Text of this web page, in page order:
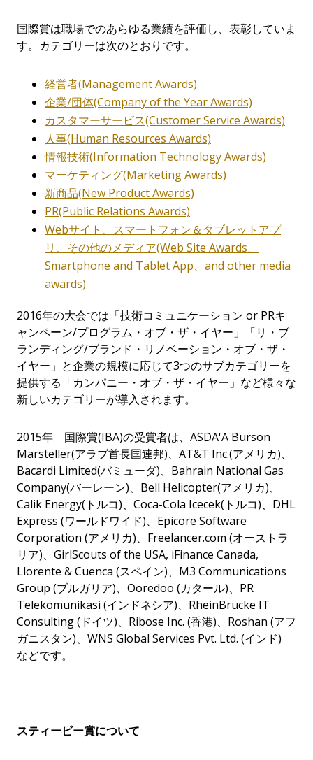
国際賞は職場でのあらゆる業績を評価し、表彰していま
す。カテゴリーは次のとおりです。
経営者(Management Awards)
企業/団体(Company of the Year Awards)
カスタマーサービス(Customer Service Awards)
人事(Human Resources Awards)
情報技術(Information Technology Awards)
マーケティング(Marketing Awards)
新商品(New Product Awards)
PR(Public Relations Awards)
Webサイト、スマートフォン＆タブレットアプ
リ、その他のメディア(Web Site Awards、
Smartphone and Tablet App、and other media
awards)
2016年の大会では「技術コミュニケーション or PRキ
ャンペーン/プログラム・オブ・ザ・イヤー」「リ・ブ
ランディング/ブランド・リノベーション・オブ・ザ・
イヤー」と企業の規模に応じて3つのサブカテゴリーを
提供する「カンパニー・オブ・ザ・イヤー」など様々な
新しいカテゴリーが導入されます。
2015年 国際賞(IBA)の受賞者は、ASDA'A Burson
Marsteller(アラブ首長国連邦)、AT&T Inc.(アメリカ)、
Bacardi Limited(バミューダ)、Bahrain National Gas
Company(バーレーン)、Bell Helicopter(アメリカ)、
Calik Energy(トルコ)、Coca-Cola Icecek(トルコ)、DHL
Express (ワールドワイド)、Epicore Software
Corporation (アメリカ)、Freelancer.com (オーストラ
リア)、GirlScouts of the USA, iFinance Canada,
Llorente & Cuenca (スペイン)、M3 Communications
Group (ブルガリア)、Ooredoo (カタール)、PR
Telekomunikasi (インドネシア)、RheinBrücke IT
Consulting (ドイツ)、Ribose Inc. (香港)、Roshan (アフ
ガニスタン)、WNS Global Services Pvt. Ltd. (インド)
などです。
スティービー賞について